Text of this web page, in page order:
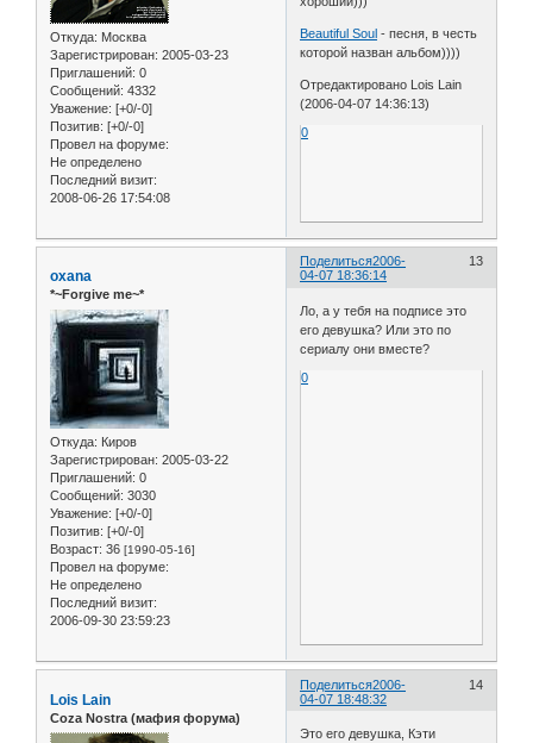
Откуда: Москва
Зарегистрирован: 2005-03-23
Приглашений: 0
Сообщений: 4332
Уважение: [+0/-0]
Позитив: [+0/-0]
Провел на форуме:
Не определено
Последний визит:
2008-06-26 17:54:08
Beautiful Soul - песня, в честь
которой назван альбом))))
Отредактировано Lois Lain
(2006-04-07 14:36:13)
0
Поделиться 13
2006-
04-07 18:36:14
oxana
*~Forgive me~*
Откуда: Киров
Зарегистрирован: 2005-03-22
Приглашений: 0
Сообщений: 3030
Уважение: [+0/-0]
Позитив: [+0/-0]
Возраст: 36 [1990-05-16]
Провел на форуме:
Не определено
Последний визит:
2006-09-30 23:59:23
Ло, а у тебя на подписе это
его девушка? Или это по
сериалу они вместе?
0
Поделиться 14
2006-
04-07 18:48:32
Lois Lain
Coza Nostra (мафия форума)
Это его девушка, Кэти